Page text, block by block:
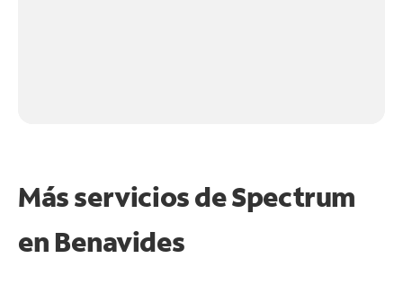
Más servicios de Spectrum
en Benavides